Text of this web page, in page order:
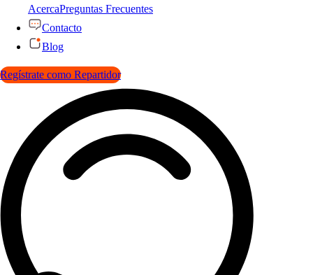
AcercaPreguntas Frecuentes
Contacto
Blog
Regístrate como Repartidor